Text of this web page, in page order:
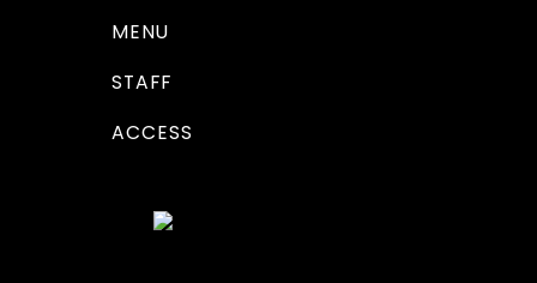
MENU
STAFF
ACCESS